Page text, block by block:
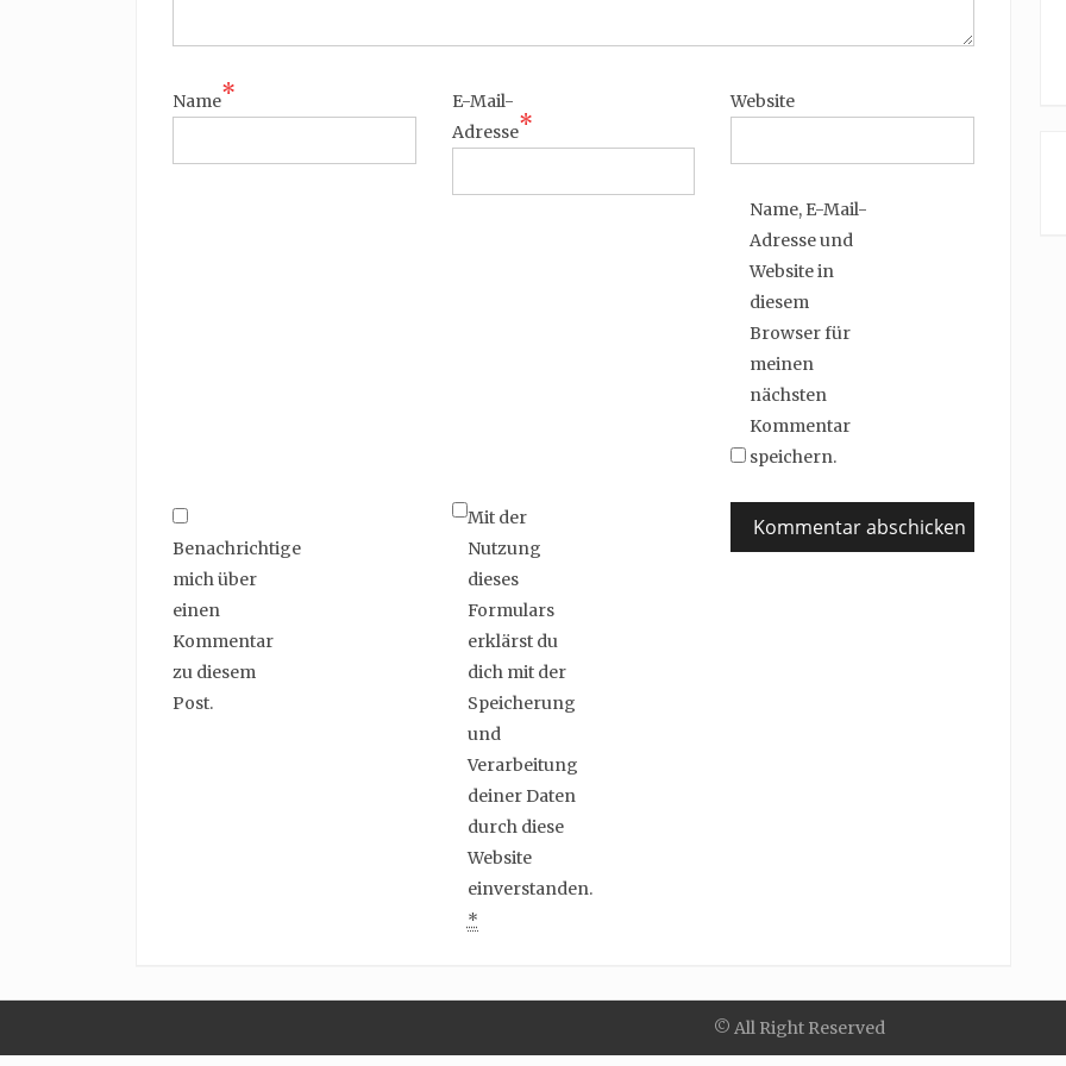
Name*
E-Mail-
Adresse*
Website
Name, E-Mail-
Adresse und
Website in
diesem
Browser für
meinen
nächsten
Kommentar
speichern.
Benachrichtige
mich über
einen
Kommentar
zu diesem
Post.
Mit der
Nutzung
dieses
Formulars
erklärst du
dich mit der
Speicherung
und
Verarbeitung
deiner Daten
durch diese
Website
einverstanden.
*
© All Right Reserved